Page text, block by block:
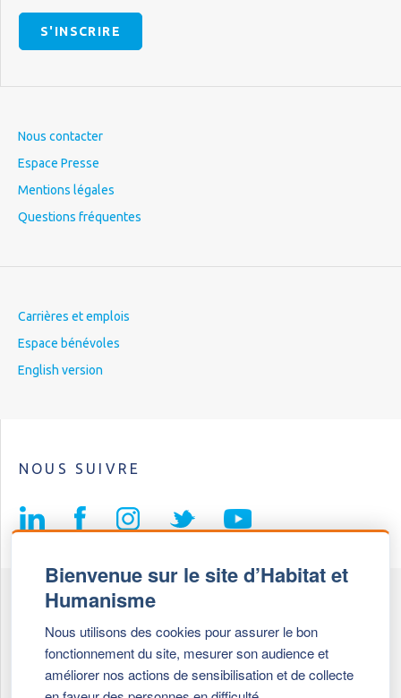
Bienvenue sur le site d’Habitat et
Humanisme
Nous utilisons des cookies pour assurer le bon
fonctionnement du site, mesurer son audience et
améliorer nos actions de sensibilisation et de collecte
S'INSCRIRE
Nous contacter
Espace Presse
Mentions légales
Questions fréquentes
Carrières et emplois
Espace bénévoles
English version
NOUS SUIVRE
69647 Caluire et Cuire cedex